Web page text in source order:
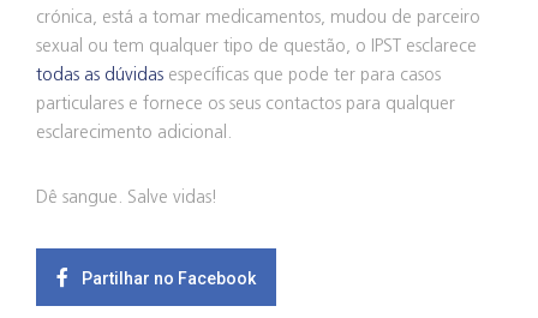
crónica, está a tomar medicamentos, mudou de parceiro
sexual ou tem qualquer tipo de questão, o IPST esclarece
todas as dúvidas específicas que pode ter para casos
particulares e fornece os seus contactos para qualquer
esclarecimento adicional.
Dê sangue. Salve vidas!
Partilhar no Facebook